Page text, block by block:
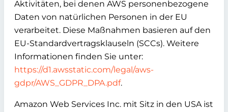
Aktivitäten, bei denen AWS personenbezogene
Daten von natürlichen Personen in der EU
verarbeitet. Diese Maßnahmen basieren auf den
EU-Standardvertragsklauseln (SCCs). Weitere
Informationen finden Sie unter:
https://d1.awsstatic.com/legal/aws-
gdpr/AWS_GDPR_DPA.pdf.
Amazon Web Services Inc. mit Sitz in den USA ist